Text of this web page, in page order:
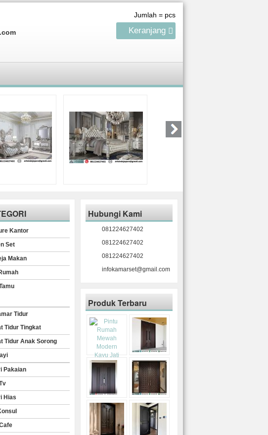
Jumlah = pcs
Keranjang
Kantor
Set
Makan
Tidur
Tidur Tingkat
Tidur Anak Sorong
Pakaian
Hias
Hubungi Kami
081224627402
081224627402
081224627402
infokamarset@gmail.com
Produk Terbaru